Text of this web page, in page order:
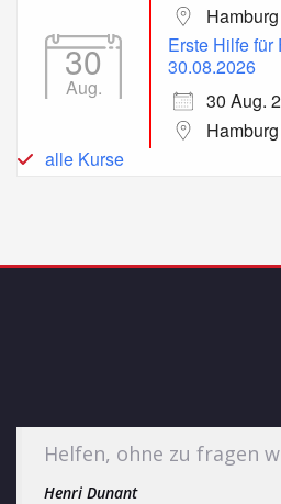
Hamburg
30
Aug.
Erste Hilfe für
30.08.2026
30 Aug.
Hamburg
alle Kurse
Helfen, ohne zu fragen
Henri Dunant